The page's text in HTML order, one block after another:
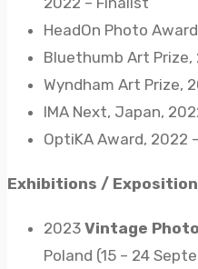
HeadOn Photo
Bluethumb Art Prize,
Wyndham Art Prize,
IMA Next, Japan,
OptiKA Award, 2022
Exhibitions /
2023 Vintage
Poland (15 – 24